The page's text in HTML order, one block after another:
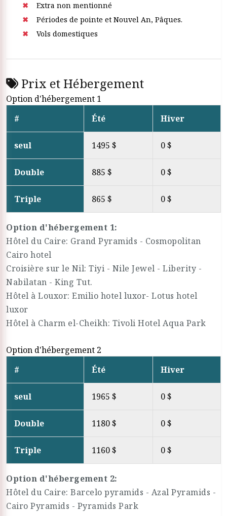
Extra non mentionné
Périodes de pointe et Nouvel An, Pâques.
Vols domestiques
Prix et Hébergement
Option d'hébergement 1
#
Été Hiver
seul 1495 $ 0 $
Double 885 $ 0 $
Triple 865 $ 0 $
Option d'hébergement 1:
Hôtel du Caire: Grand Pyramids - Cosmopolitan
Cairo hotel
Croisière sur le Nil: Tiyi - Nile Jewel - Liberity -
Nabilatan - King Tut.
Hôtel à Louxor: Emilio hotel luxor- Lotus hotel
luxor
Hôtel à Charm el-Cheikh: Tivoli Hotel Aqua Park
Option d'hébergement 2
#
Été Hiver
seul 1965 $ 0 $
Double 1180 $ 0 $
Triple 1160 $ 0 $
Option d'hébergement 2:
Hôtel du Caire: Barcelo pyramids - Azal Pyramids -
Cairo Pyramids - Pyramids Park